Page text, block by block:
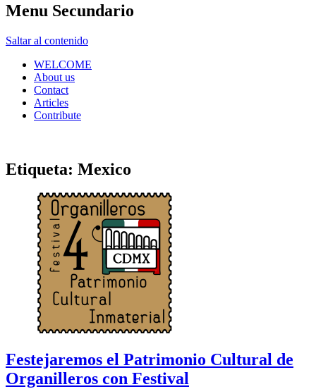
Menu Secundario
Saltar al contenido
WELCOME
About us
Contact
Articles
Contribute
Etiqueta: Mexico
Festejaremos el Patrimonio Cultural de
Organilleros con Festival